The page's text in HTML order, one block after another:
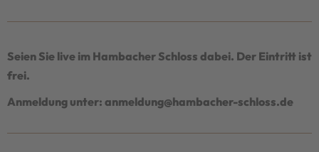
Seien Sie live im Hambacher Schloss dabei. Der Eintritt ist
frei.
Anmeldung unter: anmeldung@hambacher-schloss.de